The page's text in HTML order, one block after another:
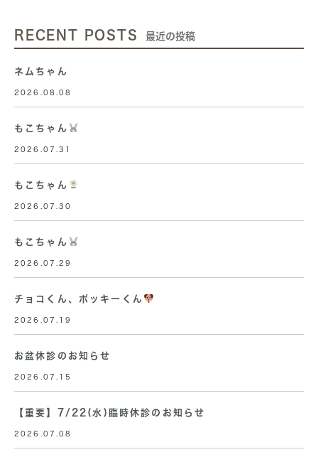
RECENT POSTS 最近の投稿
ネムちゃん
2026.08.08
もこちゃん
2026.07.31
もこちゃん
2026.07.30
もこちゃん
2026.07.29
チョコくん、ポッキーくん
2026.07.19
お盆休診のお知らせ
2026.07.15
【重要】7/22(水)臨時休診のお知らせ
2026.07.08